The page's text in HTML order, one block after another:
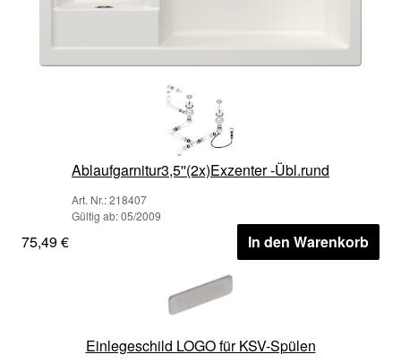
Ablaufgarnitur3,5''(2x)Exzenter -Übl.rund
Art. Nr.: 218407
Gültig ab: 05/2009
75,49 € In den Warenkorb
Einlegeschild LOGO für KSV-Spülen